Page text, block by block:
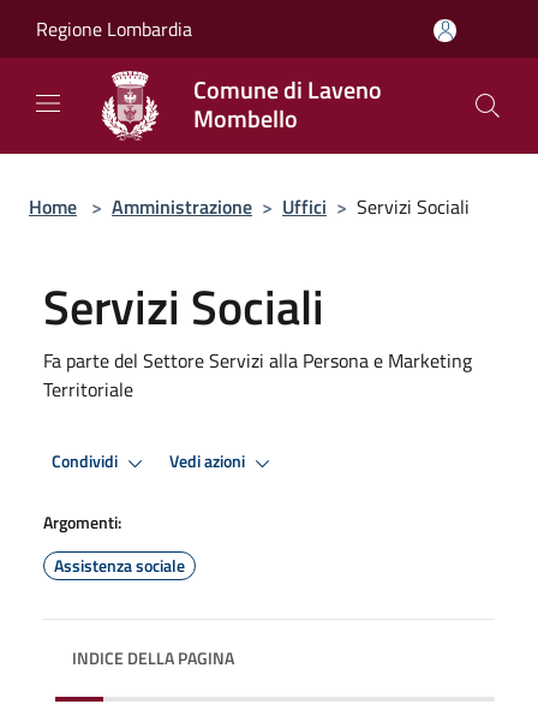
Regione Lombardia
Comune di Laveno
Mombello
Home > Amministrazione > Uffici > Servizi Sociali
Servizi Sociali
Fa parte del Settore Servizi alla Persona e Marketing
Territoriale
Condividi Vedi azioni
Argomenti:
Assistenza sociale
INDICE DELLA PAGINA